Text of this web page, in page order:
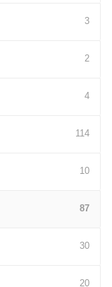
3
2
4
114
10
87
30
20